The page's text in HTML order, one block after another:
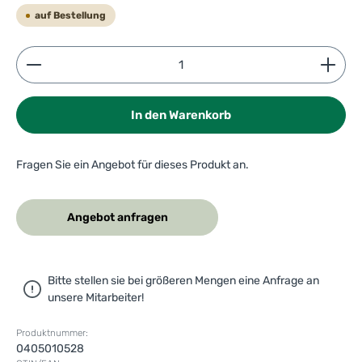
auf Bestellung
Produkt Anzahl: Gib den gewünschten Wert ein
In den Warenkorb
Fragen Sie ein Angebot für dieses Produkt an.
Angebot anfragen
Bitte stellen sie bei größeren Mengen eine Anfrage an
unsere Mitarbeiter!
Produktnummer:
0405010528